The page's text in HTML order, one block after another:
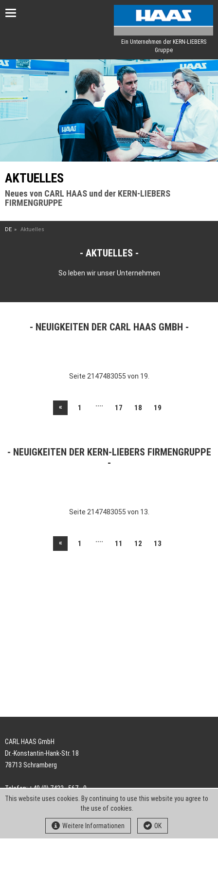
Toggle
Ein Unternehmen der KERN-LIEBERS
Gruppe
AKTUELLES
Neues von CARL HAAS und der KERN-LIEBERS
FIRMENGRUPPE
DE Aktuelles
AKTUELLES
So leben wir unser Unternehmen
NEUIGKEITEN DER CARL HAAS GMBH
Seite 2147483055 von 19.
« 1 .... 17 18 19
NEUIGKEITEN DER KERN-LIEBERS FIRMENGRUPPE
Seite 2147483055 von 13.
« 1 .... 11 12 13
CARL HAAS GmbH
Dr.-Konstantin-Hank-Str. 18
78713 Schramberg
Telefon: +49 (0) 7422 . 567 - 0
Telefax: +49 (0) 7422 . 567 - 239
info-ch@kern-liebers.com
This website uses cookies. By continuing to use this website you agree to
the use of cookies.
Weitere Informationen OK